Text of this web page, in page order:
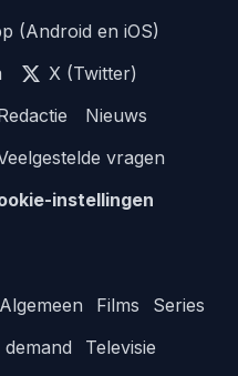
(Android en iOS)
X (Twitter)
Nieuws
vragen
instellingen
Algemeen Films
Series
Televisie